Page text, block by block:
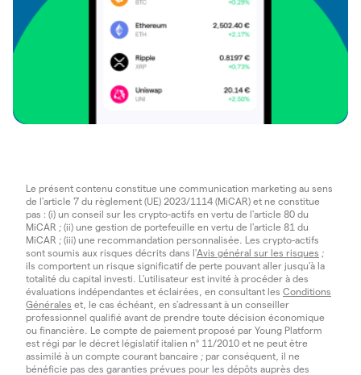
Le présent contenu constitue une communication marketing au sens
de l'article 7 du règlement (UE) 2023/1114 (MiCAR) et ne constitue
pas : (i) un conseil sur les crypto-actifs en vertu de l'article 80 du
MiCAR ; (ii) une gestion de portefeuille en vertu de l'article 81 du
MiCAR ; (iii) une recommandation personnalisée. Les crypto-actifs
sont soumis aux risques décrits dans l'Avis général sur les risques ;
ils comportent un risque significatif de perte pouvant aller jusqu'à la
totalité du capital investi. L'utilisateur est invité à procéder à des
évaluations indépendantes et éclairées, en consultant les Conditions
Générales et, le cas échéant, en s'adressant à un conseiller
professionnel qualifié avant de prendre toute décision économique
ou financière. Le compte de paiement proposé par Young Platform
est régi par le décret législatif italien n° 11/2010 et ne peut être
assimilé à un compte courant bancaire ; par conséquent, il ne
bénéficie pas des garanties prévues pour les dépôts auprès des